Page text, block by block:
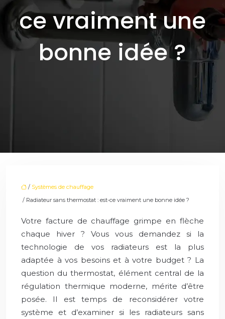
ce vraiment une
bonne idée ?
/ Systèmes de chauffage
/ Radiateur sans thermostat : est-ce vraiment une bonne idée ?
Votre facture de chauffage grimpe en flèche
chaque hiver ? Vous vous demandez si la
technologie de vos radiateurs est la plus
adaptée à vos besoins et à votre budget ? La
question du thermostat, élément central de la
régulation thermique moderne, mérite d’être
posée. Il est temps de reconsidérer votre
système et d’examiner si les radiateurs sans